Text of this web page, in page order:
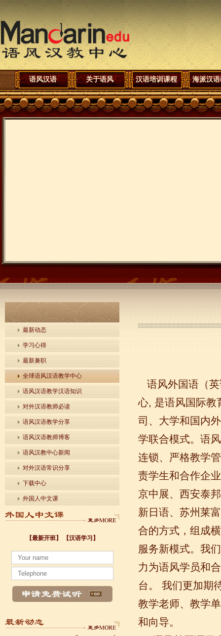
语风汉语 关于语风 汉语培训课程 海派汉
最新动态
学习心得
最新兼职
全球语风汉语教学中心
语风汉语教学汉语知识
对外汉语教师必读
语风汉语教学分享
语风汉语教师博客
语风汉教中心新闻
对外汉语常识分享
下载中心
外国人中文课
【最新开班】 【汉语学习】
小暑至，盛夏始
法国南特大学｜国家公立大学国际企业管理硕士 + 跨文化职场通行证，2025 招
Survival Chinese for Beginners 30-Day Challenge day 3
Survival Chinese for Beginners 30-Day Challenge day 1
语风外国语（英
心, 是语风国际教
司、大学和国内
学联合模式。语
连锁、严格教学
责学生和合作企
京中展、西安泰
新日语、苏州莱
合的方式，组成
服务新模式。我
力为语风学员和
台。 我们更加期
教学老师、教学
和向导。